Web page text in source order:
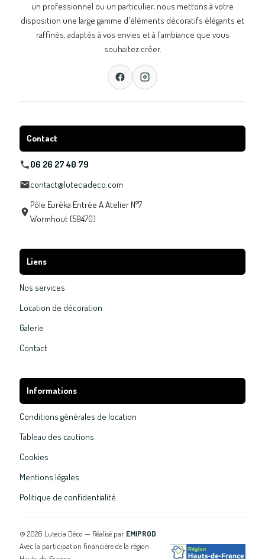
un professionnel ou un particulier, nous mettons à votre
disposition une large gamme d'éléments décoratifs élégants et
raffinés, adaptés à vos envies et à l'ambiance que vous
souhaitez créer.
Contact
06 26 27 40 79
contact@luteciadeco.com
Pôle Eurêka Entrée A Atelier N°7
Wormhout (59470)
Liens
Nos services
Location de décoration
Galerie
Contact
Informations
Conditions générales de location
Tableau des cautions
Cookies
Mentions légales
Politique de confidentialité
© 2026 Lutecia Déco — Réalisé par EMIPROD
Avec la participation financière de la région